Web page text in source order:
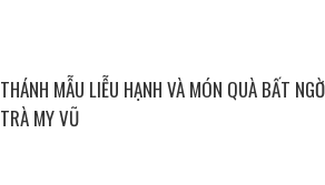
THÁNH MẪU LIỄU HẠNH VÀ MÓN QUÀ BẤT
TRÀ MY VŨ